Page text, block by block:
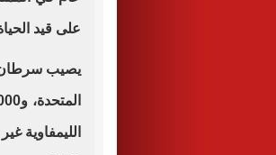
على قيد الحياة لمدة 5 سنوات